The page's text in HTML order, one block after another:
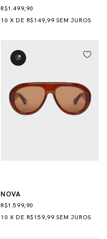
R$1.499,90
10 XDE R$149,99 SEM JUROS
NOVA
R$1.599,90
10 XDE R$159,99 SEM JUROS